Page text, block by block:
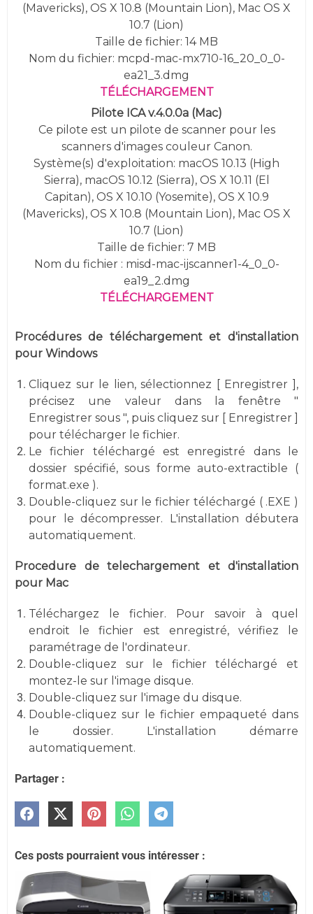
(Mavericks), OS X 10.8 (Mountain Lion), Mac OS X
10.7 (Lion)
Taille de fichier: 14 MB
Nom du fichier: mcpd-mac-mx710-16_20_0_0-
ea21_3.dmg
TÉLÉCHARGEMENT
Pilote ICA v.4.0.0a (Mac)
Ce pilote est un pilote de scanner pour les
scanners d'images couleur Canon.
Système(s) d'exploitation: macOS 10.13 (High
Sierra), macOS 10.12 (Sierra), OS X 10.11 (El
Capitan), OS X 10.10 (Yosemite), OS X 10.9
(Mavericks), OS X 10.8 (Mountain Lion), Mac OS X
10.7 (Lion)
Taille de fichier: 7 MB
Nom du fichier : misd-mac-ijscanner1-4_0_0-
ea19_2.dmg
TÉLÉCHARGEMENT
Procédures de téléchargement et d'installation
pour Windows
Cliquez sur le lien, sélectionnez [ Enregistrer ],
précisez une valeur dans la fenêtre "
Enregistrer sous ", puis cliquez sur [ Enregistrer ]
pour télécharger le fichier.
Le fichier téléchargé est enregistré dans le
dossier spécifié, sous forme auto-extractible (
format.exe ).
Double-cliquez sur le fichier téléchargé ( .EXE )
pour le décompresser. L'installation débutera
automatiquement.
Procedure de telechargement et d'installation
pour Mac
Téléchargez le fichier. Pour savoir à quel
endroit le fichier est enregistré, vérifiez le
paramétrage de l'ordinateur.
Double-cliquez sur le fichier téléchargé et
montez-le sur l'image disque.
Double-cliquez sur l'image du disque.
Double-cliquez sur le fichier empaqueté dans
le dossier. L'installation démarre
automatiquement.
Partager :
Ces posts pourraient vous intéresser :